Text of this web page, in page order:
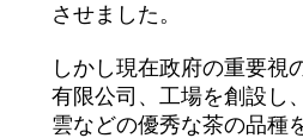
させました。
しかし現在政府の重要視
有限公司、工場を創設し
雲などの優秀な茶の品種